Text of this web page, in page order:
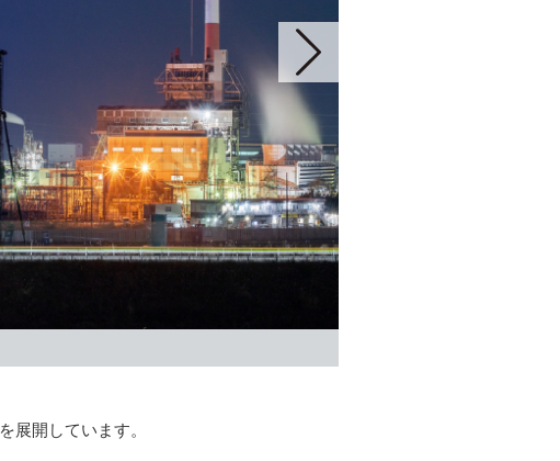
展開しています。